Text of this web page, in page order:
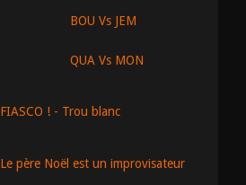
BOU Vs JEM
QUA Vs MON
FIASCO ! - Trou blanc
Le père Noël est un improvisateur